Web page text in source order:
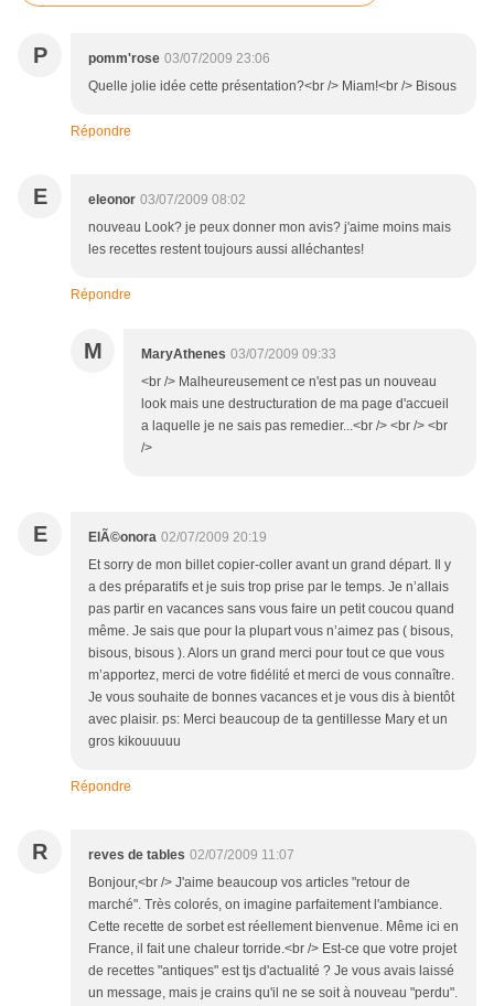
P pomm'rose 03/07/2009 23:06
Quelle jolie idée cette présentation?<br /> Miam!<br /> Bisous
Répondre
E eleonor 03/07/2009 08:02
nouveau Look? je peux donner mon avis? j'aime moins mais
les recettes restent toujours aussi alléchantes!
Répondre
M MaryAthenes 03/07/2009 09:33
<br /> Malheureusement ce n'est pas un nouveau
look mais une destructuration de ma page d'accueil
a laquelle je ne sais pas remedier...<br /> <br /> <br
/>
E ElÃ©onora 02/07/2009 20:19
Et sorry de mon billet copier-coller avant un grand départ. Il y
a des préparatifs et je suis trop prise par le temps. Je n’allais
pas partir en vacances sans vous faire un petit coucou quand
même. Je sais que pour la plupart vous n’aimez pas ( bisous,
bisous, bisous ). Alors un grand merci pour tout ce que vous
m’apportez, merci de votre fidélité et merci de vous connaître.
Je vous souhaite de bonnes vacances et je vous dis à bientôt
avec plaisir. ps: Merci beaucoup de ta gentillesse Mary et un
gros kikouuuuu
Répondre
R reves de tables 02/07/2009 11:07
Bonjour,<br /> J'aime beaucoup vos articles "retour de
marché". Très colorés, on imagine parfaitement l'ambiance.
Cette recette de sorbet est réellement bienvenue. Même ici en
France, il fait une chaleur torride.<br /> Est-ce que votre projet
de recettes "antiques" est tjs d'actualité ? Je vous avais laissé
un message, mais je crains qu'il ne se soit à nouveau "perdu".